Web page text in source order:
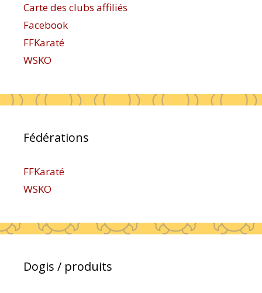
Carte des clubs affiliés
Facebook
FFKaraté
WSKO
Fédérations
FFKaraté
WSKO
Dogis / produits